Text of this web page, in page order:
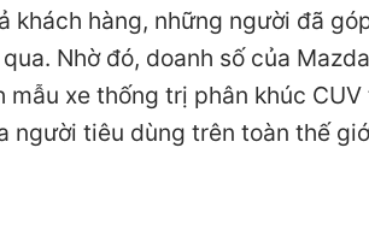
hàng, những người đã
Nhờ đó, doanh số của
xe thống trị phân khúc
người tiêu dùng trên toàn thế